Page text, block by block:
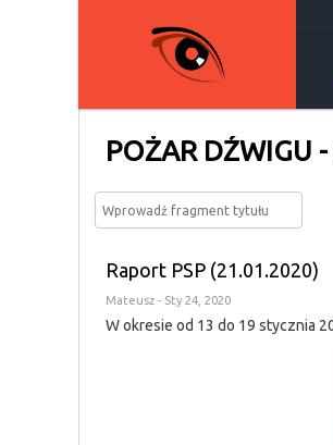
POŻAR DŹWIGU
Raport PSP (21.01.2020)
Mateusz - Sty 24, 2020
W okresie od 13 do 19 stycznia